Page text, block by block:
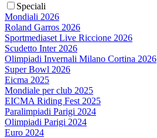
Speciali
Mondiali 2026
Roland Garros 2026
Sportmediaset Live Riccione 2026
Scudetto Inter 2026
Olimpiadi Invernali Milano Cortina 2026
Super Bowl 2026
Eicma 2025
Mondiale per club 2025
EICMA Riding Fest 2025
Paralimpiadi Parigi 2024
Olimpiadi Parigi 2024
Euro 2024